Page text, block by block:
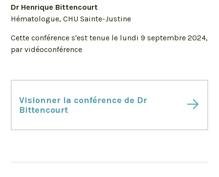
Dr Henrique Bittencourt
Hématologue, CHU Sainte-Justine
Cette conférence s'est tenue le lundi 9 septembre 2024,
par vidéoconférence
Visionner la conférence de Dr
Bittencourt